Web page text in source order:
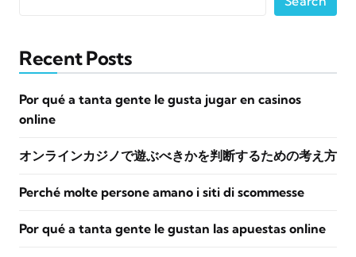
Recent Posts
Por qué a tanta gente le gusta jugar en casinos
online
オンラインカジノで遊ぶべきかを判断するための考え方
Perché molte persone amano i siti di scommesse
Por qué a tanta gente le gustan las apuestas online